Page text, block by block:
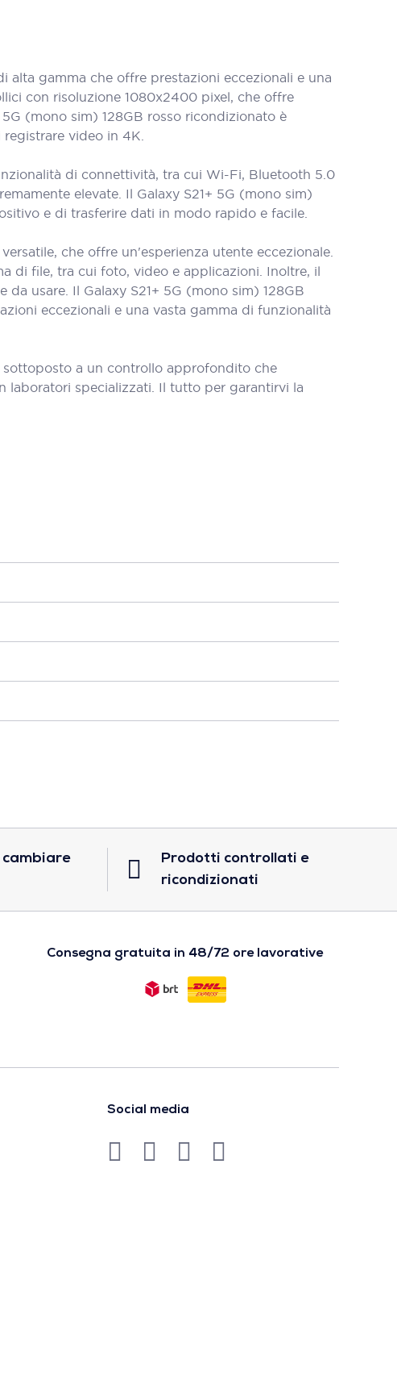
alta gamma che offre prestazioni eccezionali e una
con risoluzione 1080x2400 pixel, che offre
(mono sim) 128GB rosso ricondizionato è
video in 4K.
di connettività, tra cui Wi-Fi, Bluetooth 5.0
elevate. Il Galaxy S21+ 5G (mono sim)
e di trasferire dati in modo rapido e facile.
che offre un'esperienza utente eccezionale.
di file, tra cui foto, video e applicazioni. Inoltre, il
usare. Il Galaxy S21+ 5G (mono sim) 128GB
eccezionali e una vasta gamma di funzionalità
a un controllo approfondito che
laboratori specializzati. Il tutto per garantirvi la
cambiare
Prodotti controllati e
ricondizionati
Consegna gratuita in 48/72 ore lavorative
Social media